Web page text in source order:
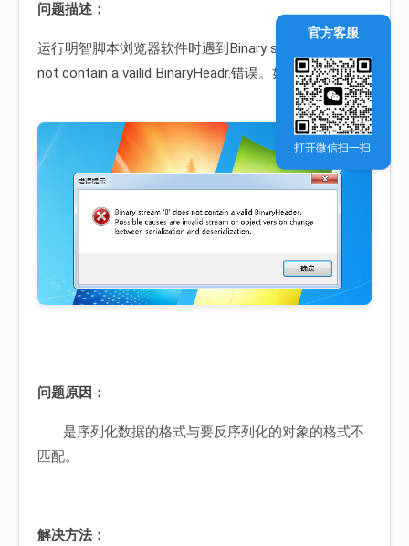
问题描述：
运行明智脚本浏览器软件时遇到Binary stream '0' does
not contain a vailid BinaryHeadr.错误。如下图：
问题原因：
是序列化数据的格式与要反序列化的对象的格式不
匹配。
解决方法：
官方客服
打开微信扫一扫